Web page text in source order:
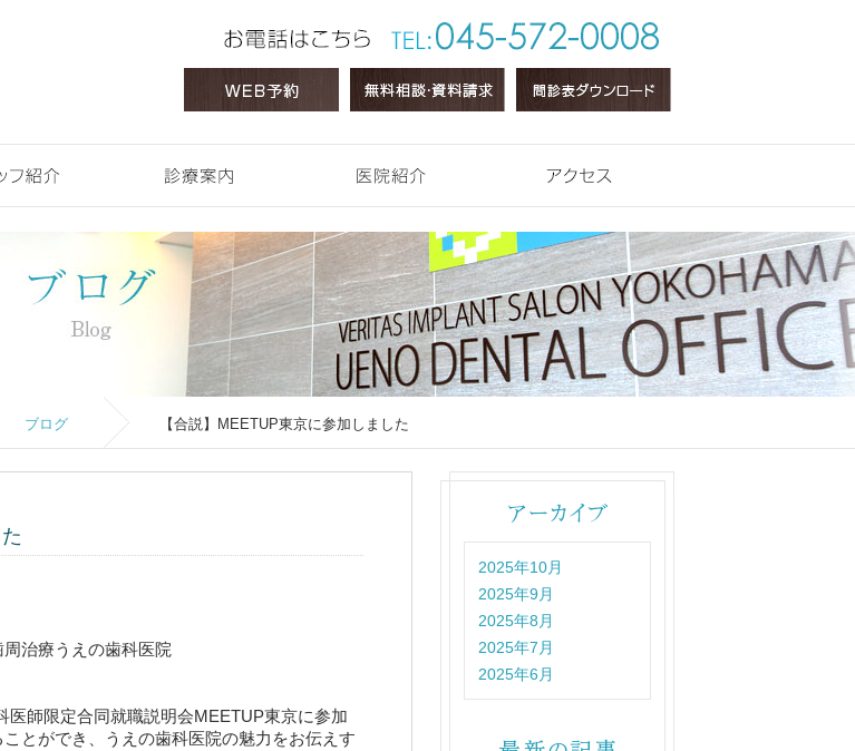
ブログ 【合説】MEETUP東京に参加しました
治療うえの歯科医院
師限定合同就職説明会MEETUP東京に参加
とができ、うえの歯科医院の魅力をお伝えす
2025年10月
2025年9月
2025年8月
2025年7月
2025年6月